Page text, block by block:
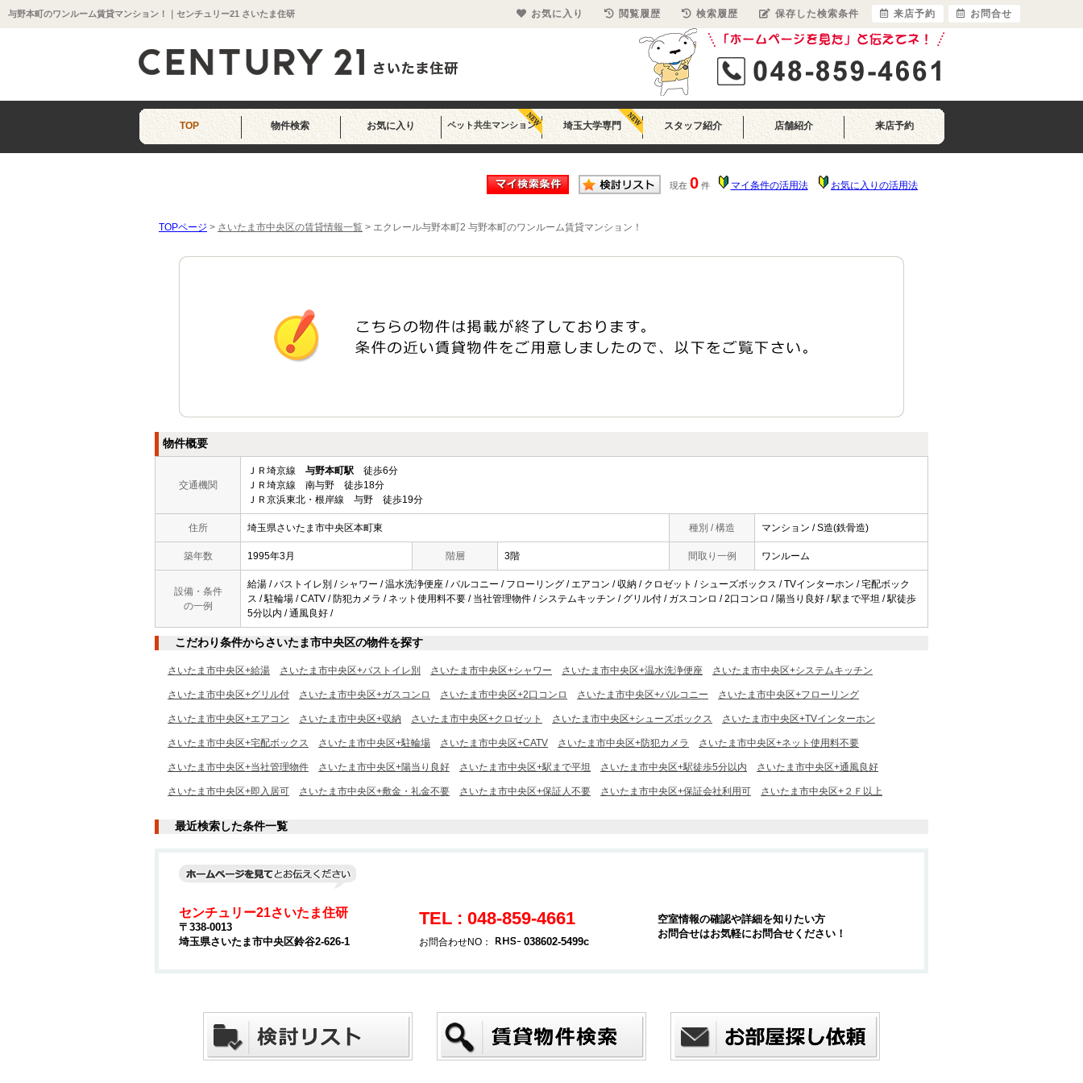
与野本町のワンルーム賃貸マンション！｜センチュリー21 さいたま住研
TOP 物件検索 お気に入り ペット共生マンション 埼玉大学専門 スタッフ紹介 店舗紹介 来店予約
現在 0 件 マイ条件の活用法 お気に入りの活用法
TOPページ > さいたま市中央区の賃貸情報一覧 > エクレール与野本町2 与野本町のワンルーム賃貸マンション！
物件概要
交通機関
ＪＲ埼京線 与野本町駅 徒歩6分
ＪＲ埼京線 南与野 徒歩18分
ＪＲ京浜東北・根岸線 与野 徒歩19分
住所 埼玉県さいたま市中央区本町東 種別 / 構造 マンション / S造(鉄骨造)
築年数 1995年3月 階層 3階 間取り一例 ワンルーム
設備・条件
の一例
給湯 / バストイレ別 / シャワー / 温水洗浄便座 / バルコニー / フローリング / エアコン / 収納 / クロゼット / シューズボックス / TVインターホン / 宅配ボック
ス / 駐輪場 / CATV / 防犯カメラ / ネット使用料不要 / 当社管理物件 / システムキッチン / グリル付 / ガスコンロ / 2口コンロ / 陽当り良好 / 駅まで平坦 / 駅徒歩
5分以内 / 通風良好 /
こだわり条件からさいたま市中央区の物件を探す
さいたま市中央区+給湯 さいたま市中央区+バストイレ別 さいたま市中央区+シャワー さいたま市中央区+温水洗浄便座 さいたま市中央区+システムキッチン
さいたま市中央区+グリル付 さいたま市中央区+ガスコンロ さいたま市中央区+2口コンロ さいたま市中央区+バルコニー さいたま市中央区+フローリング
さいたま市中央区+エアコン さいたま市中央区+収納 さいたま市中央区+クロゼット さいたま市中央区+シューズボックス さいたま市中央区+TVインターホン
さいたま市中央区+宅配ボックス さいたま市中央区+駐輪場 さいたま市中央区+CATV さいたま市中央区+防犯カメラ さいたま市中央区+ネット使用料不要
さいたま市中央区+当社管理物件 さいたま市中央区+陽当り良好 さいたま市中央区+駅まで平坦 さいたま市中央区+駅徒歩5分以内 さいたま市中央区+通風良好
さいたま市中央区+即入居可 さいたま市中央区+敷金・礼金不要 さいたま市中央区+保証人不要 さいたま市中央区+保証会社利用可 さいたま市中央区+２Ｆ以上
最近検索した条件一覧
センチュリー21さいたま住研
〒338-0013
埼玉県さいたま市中央区鈴谷2-626-1
TEL : 048-859-4661
お問合わせNO： 038602-5499c
空室情報の確認や詳細を知りたい方
お問合せはお気軽にお問合せください！
お気に入り 閲覧履歴 検索履歴 保存した検索条件 来店予約 お問合せ